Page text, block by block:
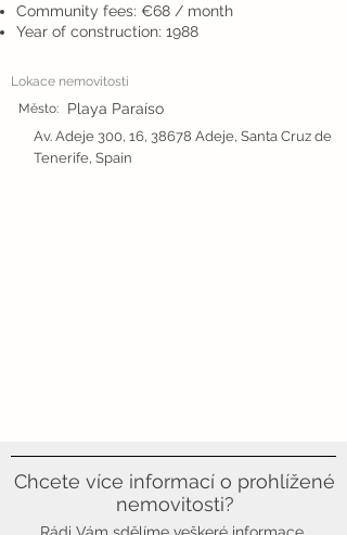
Community fees: €68 / month
Year of construction: 1988
Lokace nemovitosti
Město:
Playa Paraíso
Av. Adeje 300, 16, 38678 Adeje, Santa Cruz de
Tenerife, Spain
Chcete více informací o prohlížené
nemovitosti?